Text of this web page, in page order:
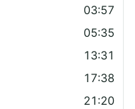
03:57
05:35
13:31
17:38
21:20